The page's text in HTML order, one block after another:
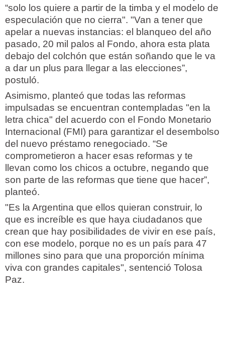
“solo los quiere a partir de la timba y el modelo de
especulación que no cierra". "Van a tener que
apelar a nuevas instancias: el blanqueo del año
pasado, 20 mil palos al Fondo, ahora esta plata
debajo del colchón que están soñando que le va
a dar un plus para llegar a las elecciones”,
postuló.
Asimismo, planteó que todas las reformas
impulsadas se encuentran contempladas "en la
letra chica" del acuerdo con el Fondo Monetario
Internacional (FMI) para garantizar el desembolso
del nuevo préstamo renegociado. “Se
comprometieron a hacer esas reformas y te
llevan como los chicos a octubre, negando que
son parte de las reformas que tiene que hacer”,
planteó.
"Es la Argentina que ellos quieran construir, lo
que es increíble es que haya ciudadanos que
crean que hay posibilidades de vivir en ese país,
con ese modelo, porque no es un país para 47
millones sino para que una proporción mínima
viva con grandes capitales", sentenció Tolosa
Paz.